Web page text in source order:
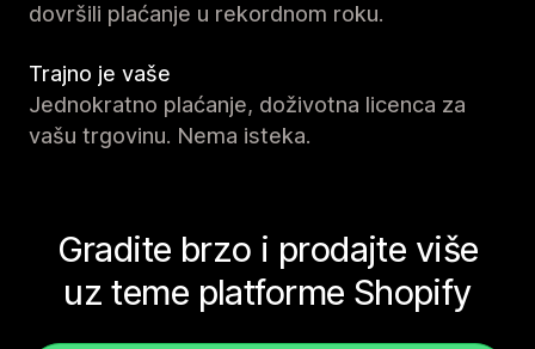
dovršili plaćanje u rekordnom roku.
Trajno je vaše
Jednokratno plaćanje, doživotna licenca za
vašu trgovinu. Nema isteka.
Gradite brzo i prodajte više
uz teme platforme Shopify